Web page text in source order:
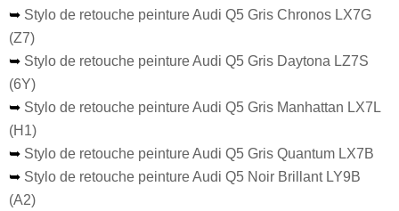
➥ Stylo de retouche peinture Audi Q5 Gris Chronos LX7G
(Z7)
➥ Stylo de retouche peinture Audi Q5 Gris Daytona LZ7S
(6Y)
➥ Stylo de retouche peinture Audi Q5 Gris Manhattan LX7L
(H1)
➥ Stylo de retouche peinture Audi Q5 Gris Quantum LX7B
➥ Stylo de retouche peinture Audi Q5 Noir Brillant LY9B
(A2)